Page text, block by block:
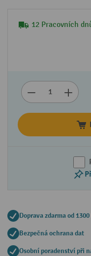
12 Pracovních
Doprava zdarma od 1300
Bezpečná ochrana dat
Osobní poradenství při